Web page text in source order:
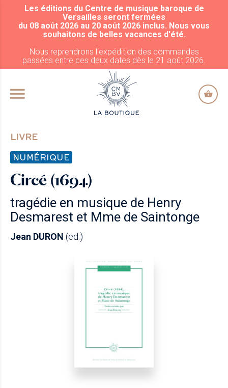
ALLER AU CONTENU PRINCIPAL
Les éditions du Centre de musique baroque de
Versailles seront fermées
du 08 août 2026 au 20 août 2026 inclus. Nous vous
souhaitons de belles vacances d'été.
Nous reprendrons l'expédition des commandes
passées entre ces deux dates dès le 21 août 2026.
LIVRE
NUMÉRIQUE
Circé (1694)
tragédie en musique de Henry
Desmarest et Mme de Saintonge
Jean DURON (ed.)